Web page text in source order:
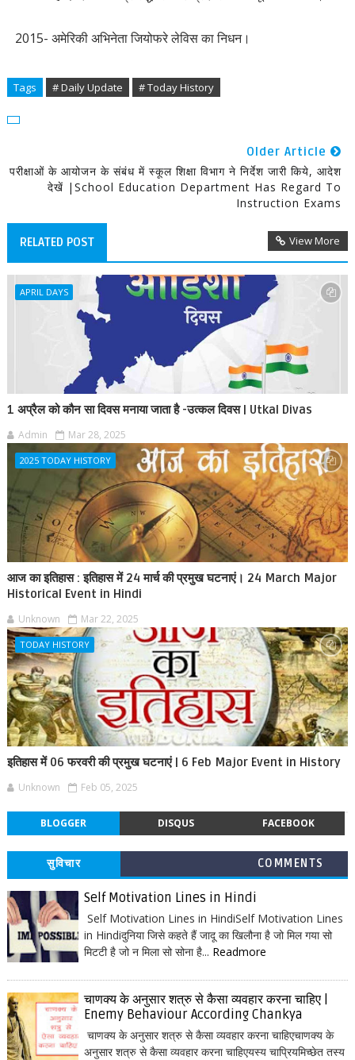
2015- अमेरिकी अभिनेता जियोफरे लेविस का निधन।
Tags # Daily Update # Today History
Older Article
परीक्षाओं के आयोजन के संबंध में स्कूल शिक्षा विभाग ने निर्देश जारी किये, आदेश
देखें |School Education Department Has Regard To
Instruction Exams
RELATED POST View More
APRIL DAYS
1 अप्रैल को कौन सा दिवस मनाया जाता है -उत्कल दिवस | Utkal Divas
Admin Mar 28, 2025
2025 TODAY HISTORY
आज का इतिहास : इतिहास में 24 मार्च की प्रमुख घटनाएं। 24 March Major
Historical Event in Hindi
Unknown Mar 22, 2025
TODAY HISTORY
इतिहास में 06 फरवरी की प्रमुख घटनाएं | 6 Feb Major Event in History
Unknown Feb 05, 2025
BLOGGER DISQUS FACEBOOK
सुविचार COMMENTS
Self Motivation Lines in Hindi
Self Motivation Lines in HindiSelf Motivation Lines
in Hindiदुनिया जिसे कहते हैं जादू का खिलौना है जो मिल गया सो
मिटटी है जो न मिला सो सोना है... Readmore
चाणक्य के अनुसार शत्रु से कैसा व्यवहार करना चाहिए |
Enemy Behaviour According Chankya
चाणक्य के अनुसार शत्रु से कैसा व्यवहार करना चाहिएचाणक्य के
अनुसार शत्रु से कैसा व्यवहार करना चाहिएयस्य चाप्रियमिच्छेत तस्य